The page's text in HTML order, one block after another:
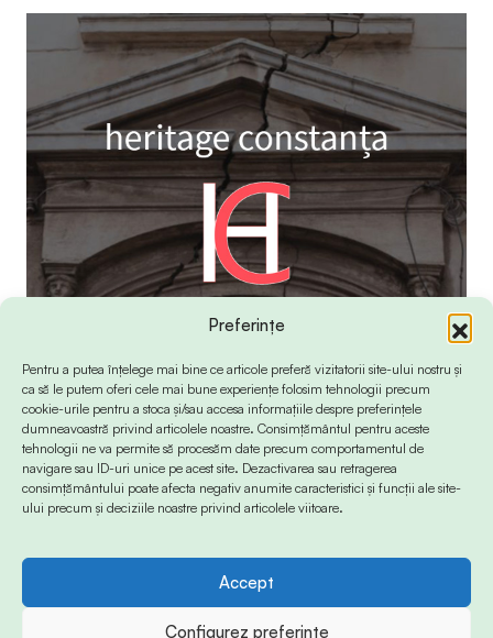
Preferințe
Pentru a putea înțelege mai bine ce articole preferă vizitatorii site-ului nostru și
ca să le putem oferi cele mai bune experiențe folosim tehnologii precum
cookie-urile pentru a stoca și/sau accesa informațiile despre preferințele
dumneavoastră privind articolele noastre. Consimțământul pentru aceste
tehnologii ne va permite să procesăm date precum comportamentul de
navigare sau ID-uri unice pe acest site. Dezactivarea sau retragerea
consimțământului poate afecta negativ anumite caracteristici și funcții ale site-
ului precum și deciziile noastre privind articolele viitoare.
Accept
Configurez preferințe
© 2024 Info-Sud-Est. All Rights Reserved.